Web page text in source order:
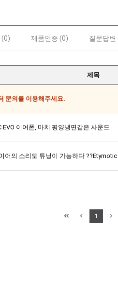
(0) 제품인증 (0) 질문답변
제목
문의를 이용해주세요.
EVO 이어폰, 마치 평양냉면같은 사운드
어의 소리도 튜닝이 가능하다
1